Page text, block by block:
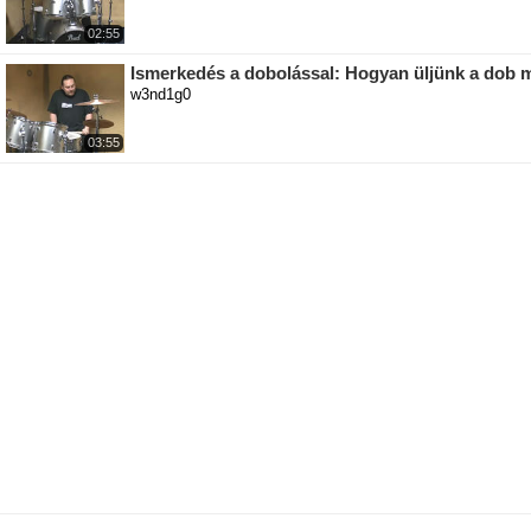
02:55
03:55
Ismerkedés a dobolással: Hogyan üljünk a dob
w3nd1g0